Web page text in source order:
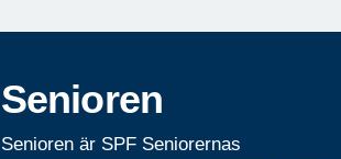
Senioren
Senioren är SPF Seniorernas